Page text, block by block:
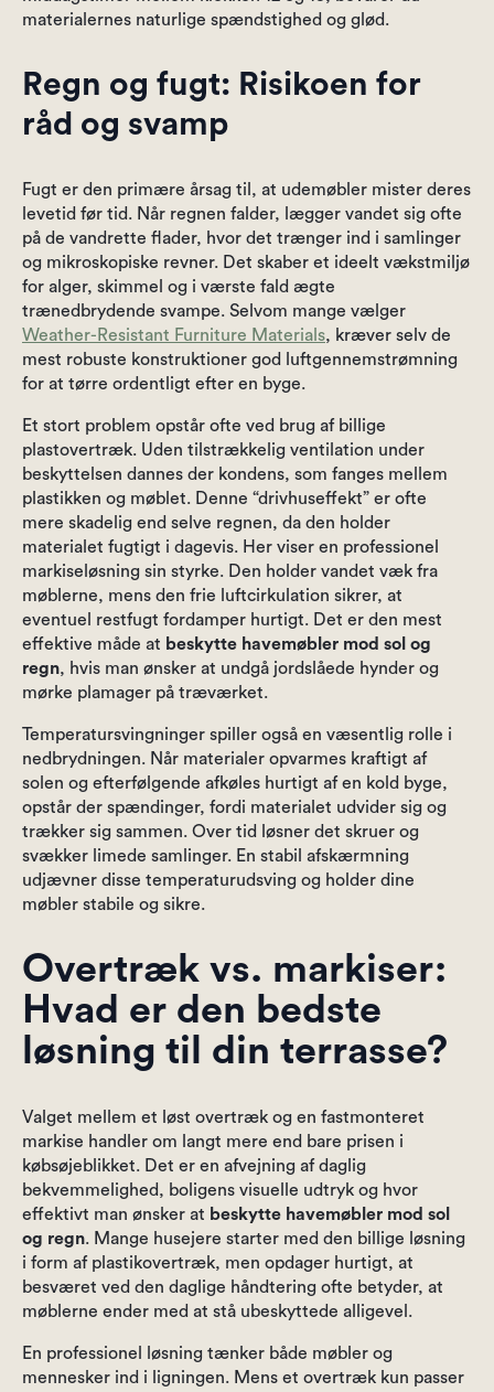
materialernes naturlige spændstighed og glød.
Regn og fugt: Risikoen for
råd og svamp
Fugt er den primære årsag til, at udemøbler mister deres
levetid før tid. Når regnen falder, lægger vandet sig ofte
på de vandrette flader, hvor det trænger ind i samlinger
og mikroskopiske revner. Det skaber et ideelt vækstmiljø
for alger, skimmel og i værste fald ægte
trænedbrydende svampe. Selvom mange vælger
Weather-Resistant Furniture Materials, kræver selv de
mest robuste konstruktioner god luftgennemstrømning
for at tørre ordentligt efter en byge.
Et stort problem opstår ofte ved brug af billige
plastovertræk. Uden tilstrækkelig ventilation under
beskyttelsen dannes der kondens, som fanges mellem
plastikken og møblet. Denne “drivhuseffekt” er ofte
mere skadelig end selve regnen, da den holder
materialet fugtigt i dagevis. Her viser en professionel
markiseløsning sin styrke. Den holder vandet væk fra
møblerne, mens den frie luftcirkulation sikrer, at
eventuel restfugt fordamper hurtigt. Det er den mest
effektive måde at beskytte havemøbler mod sol og
regn, hvis man ønsker at undgå jordslåede hynder og
mørke plamager på træværket.
Temperatursvingninger spiller også en væsentlig rolle i
nedbrydningen. Når materialer opvarmes kraftigt af
solen og efterfølgende afkøles hurtigt af en kold byge,
opstår der spændinger, fordi materialet udvider sig og
trækker sig sammen. Over tid løsner det skruer og
svækker limede samlinger. En stabil afskærmning
udjævner disse temperaturudsving og holder dine
møbler stabile og sikre.
Overtræk vs. markiser:
Hvad er den bedste
løsning til din terrasse?
Valget mellem et løst overtræk og en fastmonteret
markise handler om langt mere end bare prisen i
købsøjeblikket. Det er en afvejning af daglig
bekvemmelighed, boligens visuelle udtryk og hvor
effektivt man ønsker at beskytte havemøbler mod sol
og regn. Mange husejere starter med den billige løsning
i form af plastikovertræk, men opdager hurtigt, at
besværet ved den daglige håndtering ofte betyder, at
møblerne ender med at stå ubeskyttede alligevel.
En professionel løsning tænker både møbler og
mennesker ind i ligningen. Mens et overtræk kun passer